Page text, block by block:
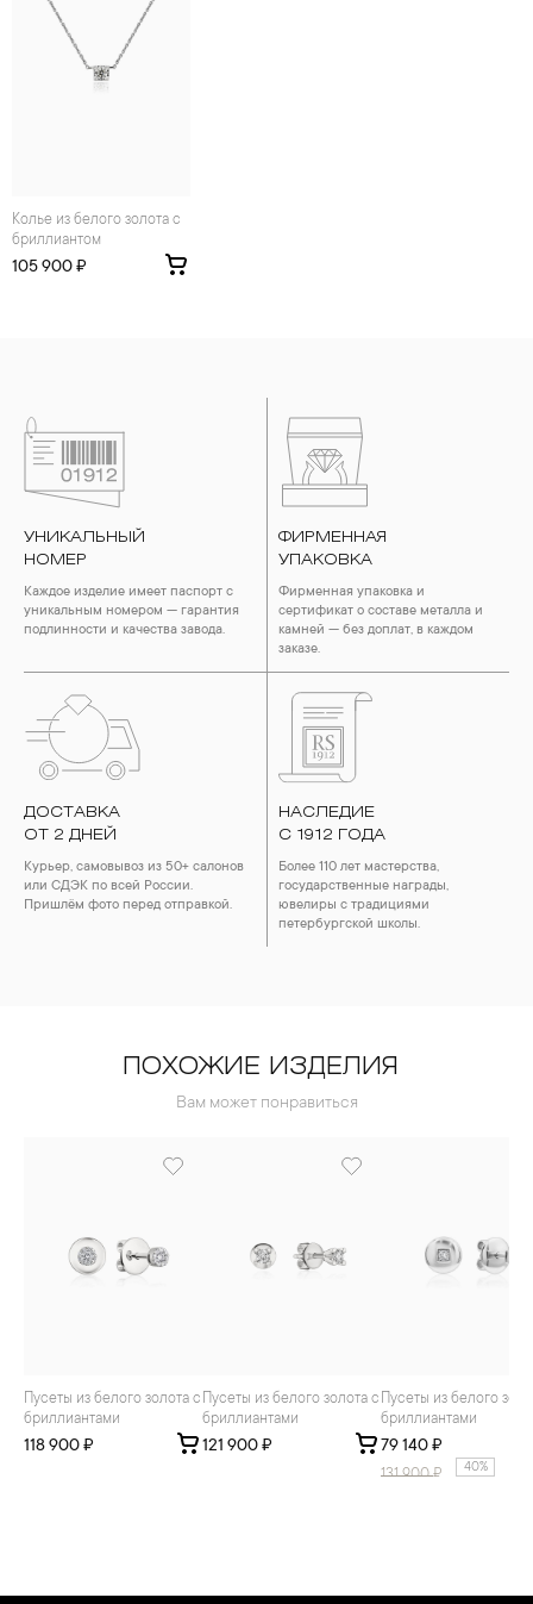
Колье из белого золота с
бриллиантом
105 900 ₽
УНИКАЛЬНЫЙ
НОМЕР
Каждое изделие имеет паспорт с
уникальным номером — гарантия
подлинности и качества завода.
ФИРМЕННАЯ
УПАКОВКА
Фирменная упаковка и
сертификат о составе металла и
камней — без доплат, в каждом
заказе.
ДОСТАВКА
ОТ 2 ДНЕЙ
Курьер, самовывоз из 50+ салонов
или СДЭК по всей России.
Пришлём фото перед отправкой.
НАСЛЕДИЕ
С 1912 ГОДА
Более 110 лет мастерства,
государственные награды,
ювелиры с традициями
петербургской школы.
ПОХОЖИЕ ИЗДЕЛИЯ
Вам может понравиться
Пусеты из белого золота с
бриллиантами
118 900 ₽
Пусеты из белого золота с
бриллиантами
121 900 ₽
Пусеты из белого золота с
бриллиантами
79 140 ₽
131 900₽ 40%